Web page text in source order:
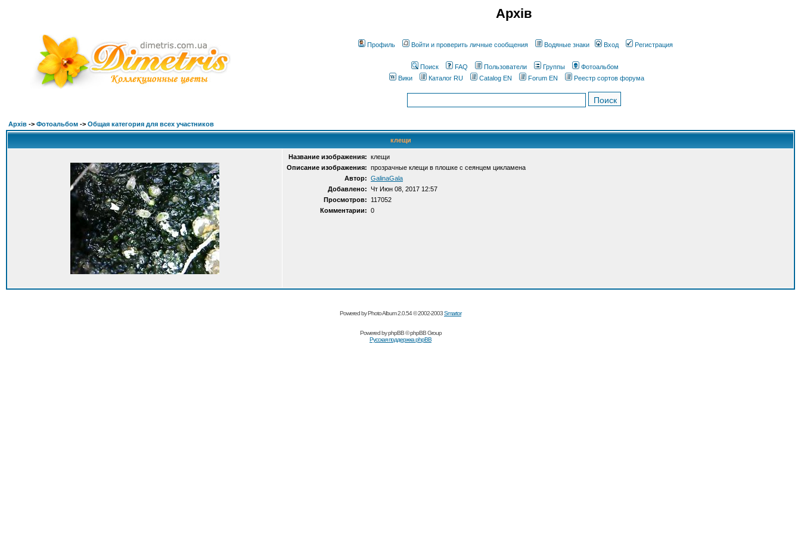
Архів
Профиль Войти и проверить личные сообщения Водяные знаки Вход Регистрация
Поиск FAQ Пользователи Группы
Фотоальбом
Вики
Каталог RU Catalog EN Forum EN Реестр сортов форума
Архів -> Фотоальбом -> Общая категория для всех участников
клещи
Название изображения: клещи
Описание изображения: прозрачные клещи в плошке с сеянцем цикламена
Автор: GalinaGala
Добавлено: Чт Июн 08, 2017 12:57
Просмотров:
117052
Комментарии: 0
Powered by Photo Album 2.0.54 © 2002-2003Smartor
Powered byphpBB© phpBB Group
Русская поддержка phpBB